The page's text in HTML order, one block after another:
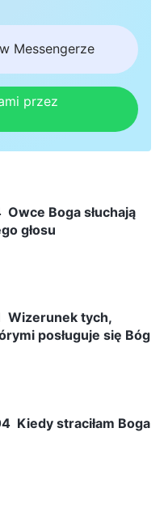
Messengerze
przez
Owce Boga słuchają
głosu
Wizerunek tych,
posługuje się Bóg
Kiedy straciłam Boga